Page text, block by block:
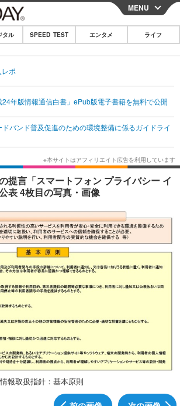
CLOSE
その他
韓国・芸能
スポーツ
その他
グルメ
ショッピング
方法
MENU
タル SPEED TEST エンタメ ライフ
ポ
年版情報通信白書」ePub版電子書籍を無料で公開
バンド普及促進のための環境整備に係るガイドライ
提言「スマートフォン プライバシー イ
表 4枚目の写真・画像
報取扱指針：基本原則